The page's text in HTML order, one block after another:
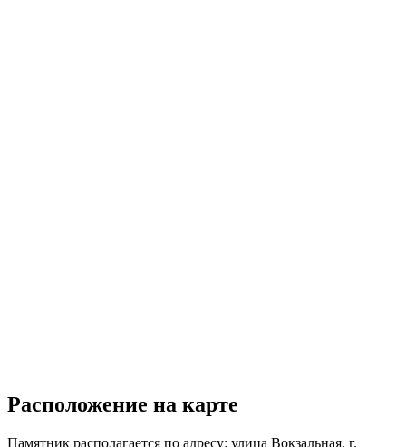
Расположение на карте
Памятник располагается по адресу: улица Вокзальная, г.